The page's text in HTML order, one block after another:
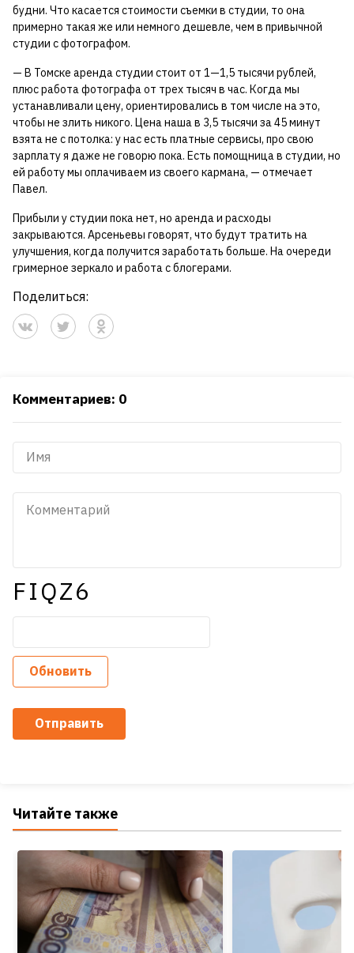
будни. Что касается стоимости съемки в студии, то она
примерно такая же или немного дешевле, чем в привычной
студии с фотографом.
— В Томске аренда студии стоит от 1—1,5 тысячи рублей,
плюс работа фотографа от трех тысяч в час. Когда мы
устанавливали цену, ориентировались в том числе на это,
чтобы не злить никого. Цена наша в 3,5 тысячи за 45 минут
взята не с потолка: у нас есть платные сервисы, про свою
зарплату я даже не говорю пока. Есть помощница в студии, но
ей работу мы оплачиваем из своего кармана, — отмечает
Павел.
Прибыли у студии пока нет, но аренда и расходы
закрываются. Арсеньевы говорят, что будут тратить на
улучшения, когда получится заработать больше. На очереди
гримерное зеркало и работа с блогерами.
Поделиться:
Комментариев: 0
FIQZ6
Обновить
Отправить
Читайте также